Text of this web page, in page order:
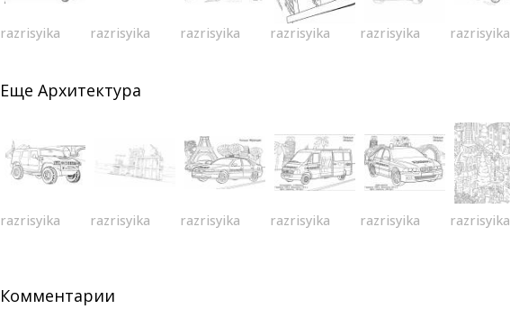
razrisyika razrisyika razrisyika razrisyika razrisyika razrisyika
Еще Архитектура
razrisyika razrisyika razrisyika razrisyika razrisyika razrisyika
Комментарии